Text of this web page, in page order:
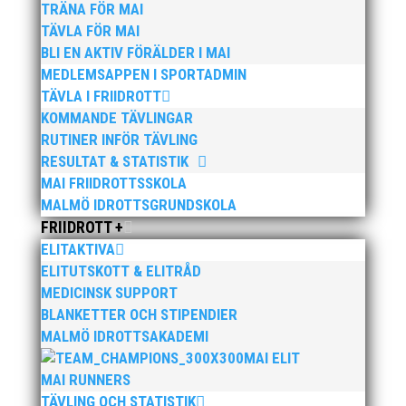
TRÄNA FÖR MAI
TÄVLA FÖR MAI
BLI EN AKTIV FÖRÄLDER I MAI
MEDLEMSAPPEN I SPORTADMIN
TÄVLA I FRIIDROTT
KOMMANDE TÄVLINGAR
RUTINER INFÖR TÄVLING
RESULTAT & STATISTIK
MAI FRIIDROTTSSKOLA
MALMÖ IDROTTSGRUNDSKOLA
FRIIDROTT +
ELITAKTIVA
ELITUTSKOTT & ELITRÅD
MEDICINSK SUPPORT
BLANKETTER OCH STIPENDIER
MALMÖ IDROTTSAKADEMI
MAI ELIT
MAI RUNNERS
TÄVLING OCH STATISTIK
Publicerat tidigare
Nu kan du se när första och sista träningstillfälle för
Hösten 2024. Klicka här!
Malmöloppet gick av stapeln i lördags i ett riktigt
ruskväder. Fast det bromsade inte vår löpargrupp
som verkligen visade framfötterna.